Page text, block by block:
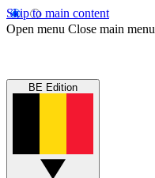
Skip to main content
Open menu Close main menu
BE Edition